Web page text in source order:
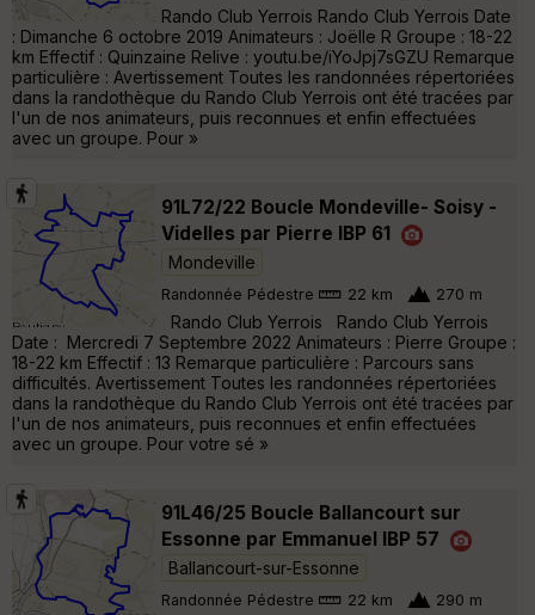
Rando Club Yerrois Rando Club Yerrois Date
: Dimanche 6 octobre 2019 Animateurs : Joëlle R Groupe : 18-22
km Effectif : Quinzaine Relive : youtu.be/iYoJpj7sGZU Remarque
particulière : Avertissement Toutes les randonnées répertoriées
dans la randothèque du Rando Club Yerrois ont été tracées par
l'un de nos animateurs, puis reconnues et enfin effectuées
avec un groupe. Pour »
91L72/22 Boucle Mondeville- Soisy -
Videlles par Pierre IBP 61
Mondeville
Randonnée Pédestre 22 km 270 m
Rando Club Yerrois Rando Club Yerrois
Date : Mercredi 7 Septembre 2022 Animateurs : Pierre Groupe :
18-22 km Effectif : 13 Remarque particulière : Parcours sans
difficultés. Avertissement Toutes les randonnées répertoriées
dans la randothèque du Rando Club Yerrois ont été tracées par
l'un de nos animateurs, puis reconnues et enfin effectuées
avec un groupe. Pour votre sé »
91L46/25 Boucle Ballancourt sur
Essonne par Emmanuel IBP 57
Ballancourt-sur-Essonne
Randonnée Pédestre 22 km 290 m